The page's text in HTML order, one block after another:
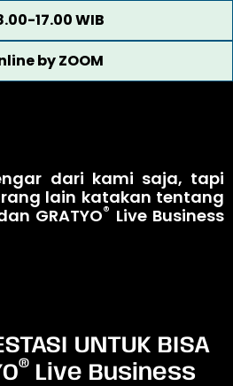
17.00 WIB
by ZOOM
dari kami saja, tapi
lain katakan tentang
GRATYO® Live Business
UNTUK BISA
®Live Business